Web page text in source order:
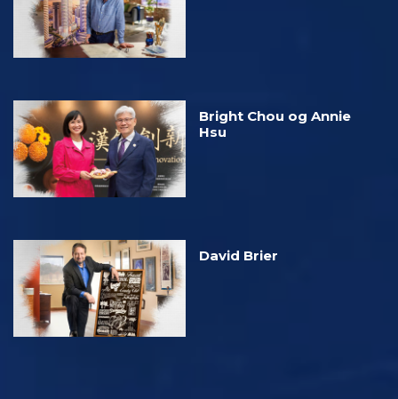
Bright Chou og Annie
Hsu
David Brier